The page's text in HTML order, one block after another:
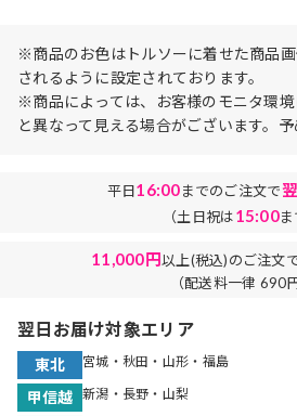
※商品のお色はトルソーに着せた商品
されるように設定されております。
※商品によっては、お客様のモニタ環
と異なって見える場合がございます。予
平日16:00までのご注文で
（土日祝は15:00ま
11,000円以上(税込)のご注文
（配送料一律 690円
翌日お届け対象エリア
東北 宮城・秋田・山形・福島
甲信越 新潟・長野・山梨